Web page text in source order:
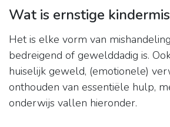
Wat is ernstige
Het is elke vorm van
bedreigend of gewelddadig is.
huiselijk geweld, (emotionele)
onthouden van essentiële hulp,
onderwijs vallen hieronder.